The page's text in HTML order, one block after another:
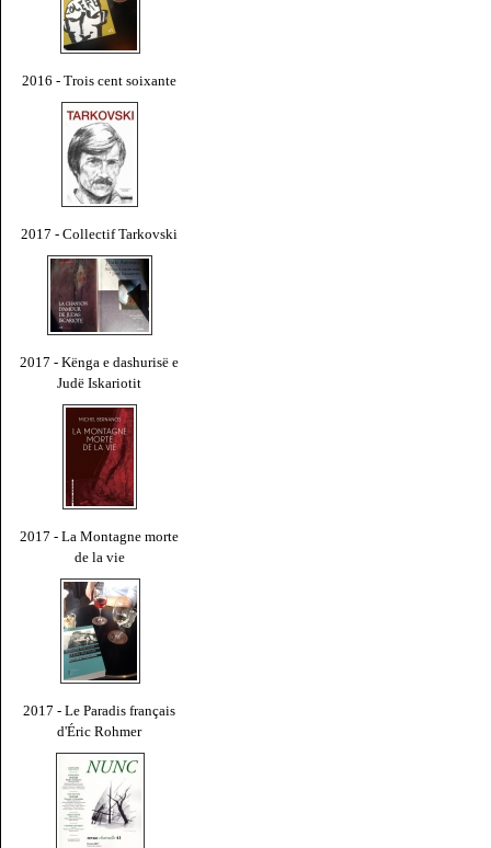
2016 - Trois cent soixante
2017 - Collectif Tarkovski
2017 - Kënga e dashurisë e
Judë Iskariotit
2017 - La Montagne morte
de la vie
2017 - Le Paradis français
d'Éric Rohmer